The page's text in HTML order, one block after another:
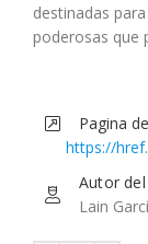
destinadas
poderosas que
Pagina
https://
https://
Autor
Lain